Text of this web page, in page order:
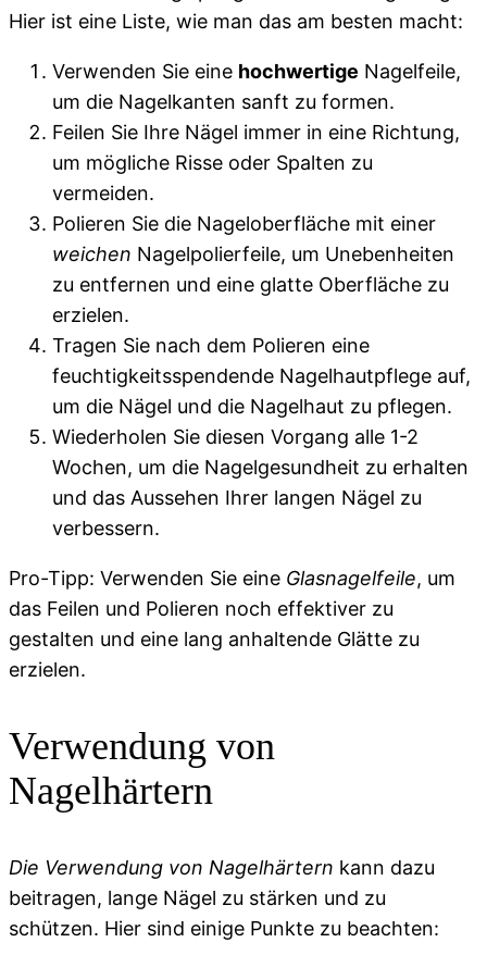
Hier ist eine Liste, wie man das am besten macht:
Verwenden Sie eine hochwertige Nagelfeile,
um die Nagelkanten sanft zu formen.
Feilen Sie Ihre Nägel immer in eine Richtung,
um mögliche Risse oder Spalten zu
vermeiden.
Polieren Sie die Nageloberfläche mit einer
weichen Nagelpolierfeile, um Unebenheiten
zu entfernen und eine glatte Oberfläche zu
erzielen.
Tragen Sie nach dem Polieren eine
feuchtigkeitsspendende Nagelhautpflege auf,
um die Nägel und die Nagelhaut zu pflegen.
Wiederholen Sie diesen Vorgang alle 1-2
Wochen, um die Nagelgesundheit zu erhalten
und das Aussehen Ihrer langen Nägel zu
verbessern.
Pro-Tipp: Verwenden Sie eine Glasnagelfeile, um
das Feilen und Polieren noch effektiver zu
gestalten und eine lang anhaltende Glätte zu
erzielen.
Verwendung von
Nagelhärtern
Die Verwendung von Nagelhärtern kann dazu
beitragen, lange Nägel zu stärken und zu
schützen. Hier sind einige Punkte zu beachten: